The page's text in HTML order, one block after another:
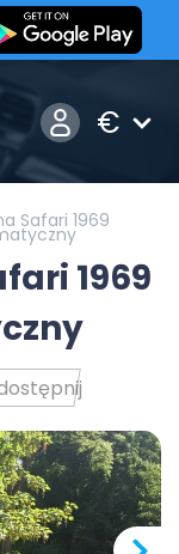
€
Safari 1969
1969